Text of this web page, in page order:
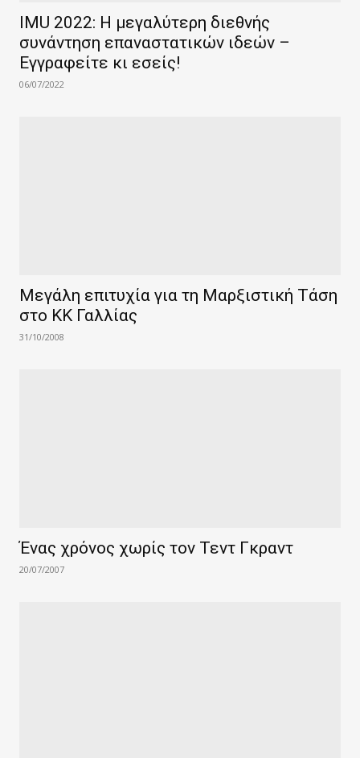
IMU 2022: Η μεγαλύτερη διεθνής
συνάντηση επαναστατικών ιδεών –
Εγγραφείτε κι εσείς!
06/07/2022
Μεγάλη επιτυχία για τη Μαρξιστική Τάση
στο ΚΚ Γαλλίας
31/10/2008
Ένας χρόνος χωρίς τον Τεντ Γκραντ
20/07/2007